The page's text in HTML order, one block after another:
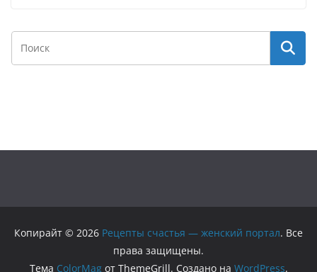
Копирайт © 2026 Рецепты счастья — женский портал. Все
права защищены.
Тема ColorMagот ThemeGrill. Создано на WordPress.